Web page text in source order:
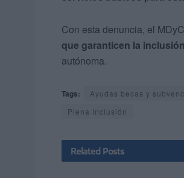
Con esta denuncia, el
que garanticen la
autónoma.
Tags: Ayudas becas y
Plena Inclusión
Related Posts